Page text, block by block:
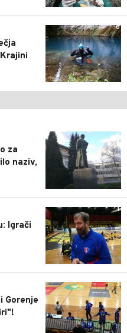
0
4
za
naziv,
1
Igrači
3
Gorenje